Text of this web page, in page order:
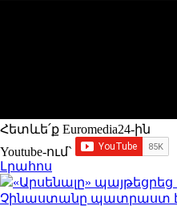
Հետևե՛ք Euromedia24-ին
Youtube-ում`
Լրահոս
«Արսենալը» պայթեցրեց
Չինաստանը պատրաստ է